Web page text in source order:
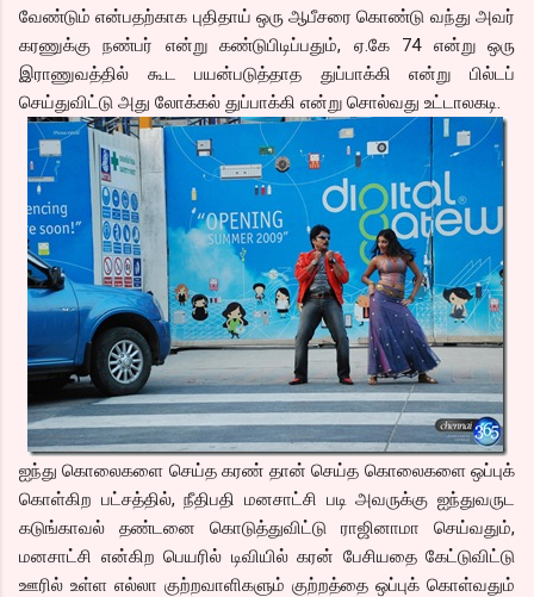
வேண்டும் என்பதற்காக புதிதாய் ஒரு ஆபீசரை கொண்டு வந்து அவர்
கரணுக்கு நண்பர் என்று கண்டுபிடிப்பதும், ஏ.கே 74 என்று ஒரு
இராணுவத்தில் கூட பயன்படுத்தாத துப்பாக்கி என்று பில்டப்
செய்துவிட்டு அது லோக்கல் துப்பாக்கி என்று சொல்வது உட்டாலகடி.
ஐந்து கொலைகளை செய்த கரண் தான் செய்த கொலைகளை ஒப்புக்
கொள்கிற பட்சத்தில், நீதிபதி மனசாட்சி படி அவருக்கு ஐந்துவருட
கடுங்காவல் தண்டனை கொடுத்துவிட்டு ராஜினாமா செய்வதும்,
மனசாட்சி என்கிற பெயரில் டிவியில் கரன் பேசியதை கேட்டுவிட்டு
ஊரில் உள்ள எல்லா குற்றவாளிகளும் குற்றத்தை ஒப்புக் கொள்வதும்